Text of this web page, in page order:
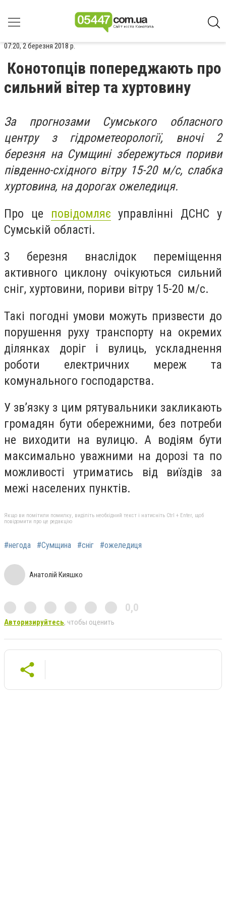
07:20, 2 березня 2018 р.
Конотопців попереджають про
сильний вітер та хуртовину
За прогнозами Сумського обласного
центру з гідрометеорології, вночі 2
березня на Сумщині збережуться пориви
південно-східного вітру 15-20 м/с, слабка
хуртовина, на дорогах ожеледиця.
Про це повідомляє управлінні ДСНС у
Сумській області.
3 березня внаслідок переміщення
активного циклону очікуються сильний
сніг, хуртовини, пориви вітру 15-20 м/с.
Такі погодні умови можуть призвести до
порушення руху транспорту на окремих
ділянках доріг і вулиць, ускладнення
роботи електричних мереж та
комунального господарства.
У зв’язку з цим рятувальники закликають
громадян бути обережними, без потреби
не виходити на вулицю. А водіям бути
максимально уважними на дорозі та по
можливості утриматись від виїздів за
межі населених пунктів.
Якщо ви помітили помилку, виділіть необхідний текст і натисніть Ctrl + Enter, щоб
повідомити про це редакцію
#негода #Сумщина #сніг #ожеледиця
Анатолій Кияшко
0,0
Авторизируйтесь, чтобы оценить